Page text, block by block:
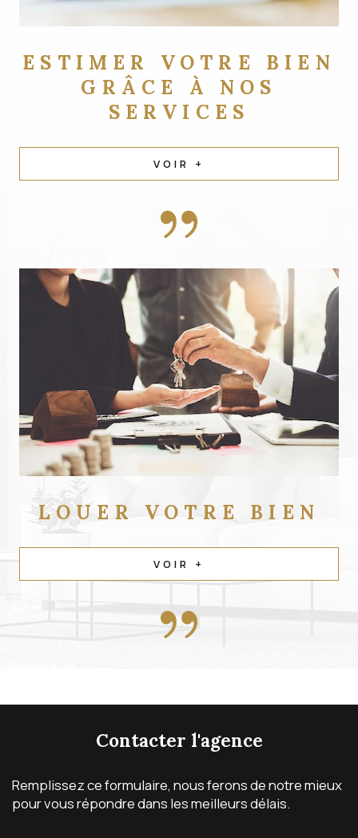
ESTIMER VOTRE BIEN
GRÂCE À NOS
SERVICES
VOIR +
LOUER VOTRE BIEN
VOIR +
contacter l'agence
Remplissez ce formulaire, nous ferons de notre mieux
pour vous répondre dans les meilleurs délais.